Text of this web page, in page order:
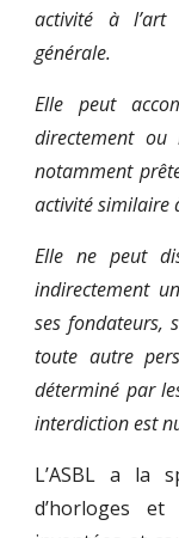
activité à l’art
générale.
Elle peut
directement
notamment
activité similaire
Elle ne peut
indirectement
ses fondateurs,
toute autre
déterminé par
interdiction est
L’ASBL a la
d’horloges